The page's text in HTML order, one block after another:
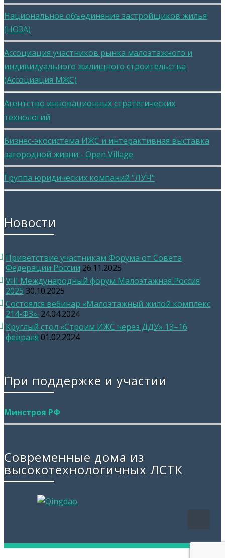
Национальное объединение застройщиков жилья
(НОЗА)
Ассоциация участников рынка малоэтажного и
индивидуального жилищного строительства
(Ассоциация МЖС)
Агентство инновационных стратегических
технологий
Бизнес-экосистема ИЖС и интерактивная выставка
загородной жизни - Open Village
Группа юридических компаний "ЛУЧ"
Новости
Приветствие участникам Форума от Совета
Федерации России 26.11.2025
VIII Международный форум Малоэтажная Россия
2025 30.10.2025
Состоялся вебинар «Малоэтажный жилой комплекс
214-ФЗ». 24.04.2024
Круглый стол «Строим ИЖС через ДДУ» 13–16
февраля 01.02.2024
При поддержке и участии
Минстроя РФ
Современные дома из
высокотехнологичных ЛСТК